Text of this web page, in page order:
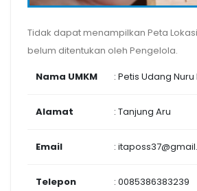
Tidak dapat menampilkan Peta
belum ditentukan oleh Pengelola.
Nama UMKM
: Petis Udang
Alamat : Tanjung Aru
Email :
Telepon : 0085386383239